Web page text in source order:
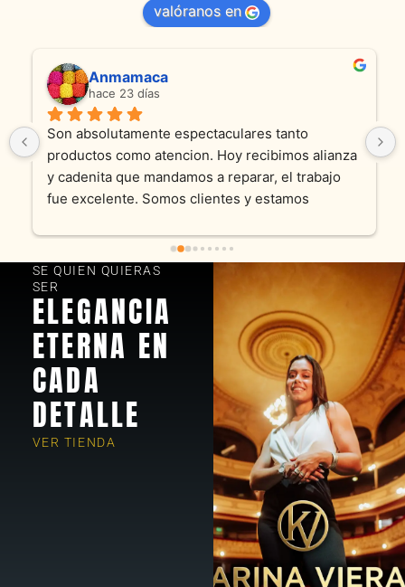
valóranos en
Anmamaca
hace 23 días
Son absolutamente espectaculares tanto
productos como atencion. Hoy recibimos alianza
y cadenita que mandamos a reparar, el trabajo
fue excelente. Somos clientes y estamos
SE QUIEN QUIERAS
SER
ELEGANCIA
ETERNA EN
CADA
DETALLE
VER TIENDA